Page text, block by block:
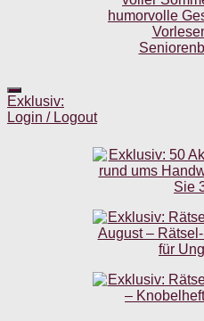
Exklusiv:
Login / Logout